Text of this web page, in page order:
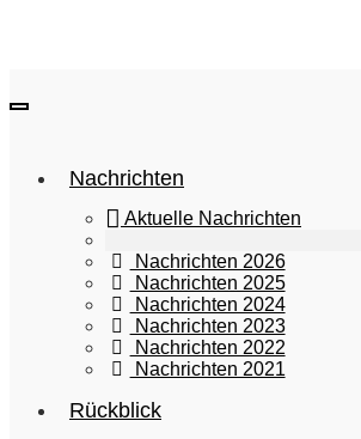
Toggle
Nachrichten
Aktuelle Nachrichten
Nachrichten 2026
Nachrichten 2025
Nachrichten 2024
Nachrichten 2023
Nachrichten 2022
Nachrichten 2021
Rückblick